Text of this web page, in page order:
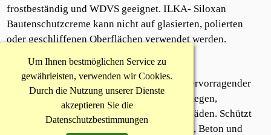
Um Ihnen bestmöglichen Service zu
gewährleisten, verwenden wir Cookies.
Durch die Nutzung unserer Dienste
akzeptieren Sie die
Datenschutzbestimmungen
frostbeständig und WDVS geeignet. ILKA‐ Siloxan
Bautenschutzcreme kann nicht auf glasierten, polierten
oder geschliffenen Oberflächen verwendet werden.
Einsatzgebiete
ILKA‐Siloxan Bautenschutzcreme ist ein hervorragender
Schutz gegen Durchfeuchtung, besonders Regen,
Wasserflecken, Ausblühungen und Frostschäden. Schützt
gegen Verschmutzungen an Putzen aller Art, Beton und